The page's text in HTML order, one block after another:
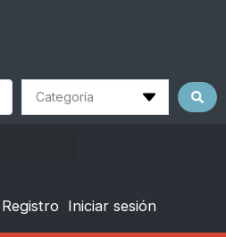
Registro Iniciar sesión